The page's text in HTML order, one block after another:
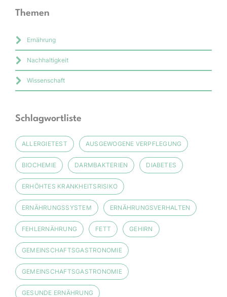
Themen
Ernährung
Nachhaltigkeit
Wissenschaft
Schlagwortliste
ALLERGIETEST AUSGEWOGENE VERPFLEGUNG
BIOCHEMIE DARMBAKTERIEN DIABETES
ERHÖHTES KRANKHEITSRISIKO
ERNÄHRUNGSSYSTEM ERNÄHRUNGSVERHALTEN
FEHLERNÄHRUNG FETT GEHIRN
GEMEINSCHAFTSGASTRONOMIE
GEMEINSCHAFTSGASTRONOMIE
GESUNDE ERNÄHRUNG